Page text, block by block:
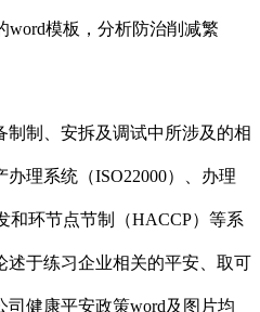
word模板，分析防治削减繁
制、安拆及调试中所涉及的相
理系统（ISO22000）、办理
和环节点节制（HACCP）等系
述于练习企业相关的平安、取可
健康平安政策word及图片均